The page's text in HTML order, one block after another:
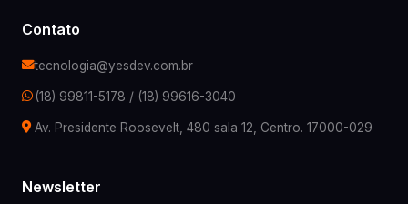
Contato
tecnologia@yesdev.com.br
(18) 99811-5178 / (18) 99616-3040
Av. Presidente Roosevelt, 480 sala 12, Centro. 17000-029
Newsletter